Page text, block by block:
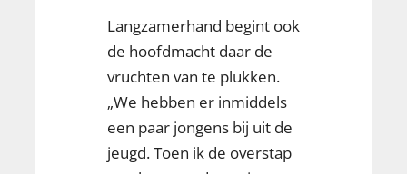
Langzamerhand begint ook
de hoofdmacht daar de
vruchten van te plukken.
„We hebben er inmiddels
een paar jongens bij uit de
jeugd. Toen ik de overstap